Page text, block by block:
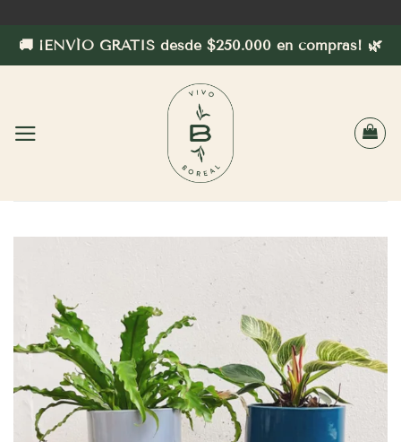
contenido
🚚 ¡ENVÍO GRATIS desde $250.000 en compras! 🌿